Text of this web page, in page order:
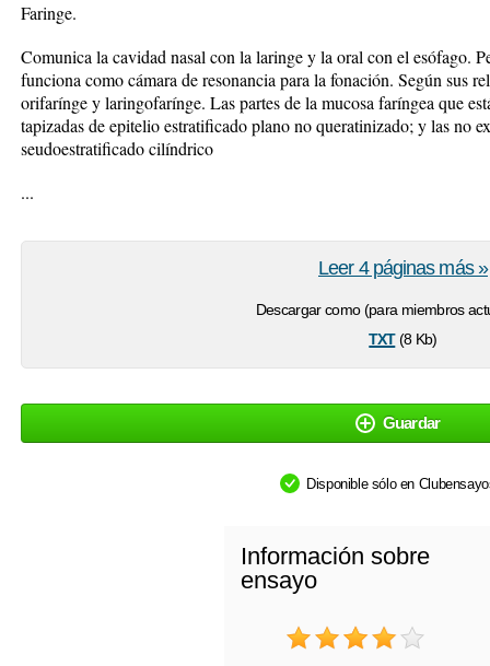
Faringe.
Comunica la cavidad nasal con la laringe y la oral con el esófago.
funciona como cámara de resonancia para la fonación. Según sus
orifarínge y laringofarínge. Las partes de la mucosa faríngea que
tapizadas de epitelio estratificado plano no queratinizado; y las no
seudoestratificado cilíndrico
...
Descargar como (para miembros
txt(8 Kb)
Leer 4 páginas más »
Guardar
Disponible sólo en
Información sobre
ensayo